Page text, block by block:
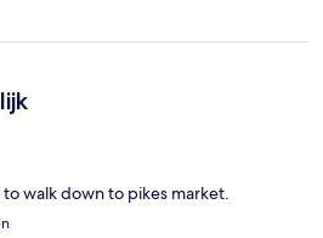
walk down to pikes market.